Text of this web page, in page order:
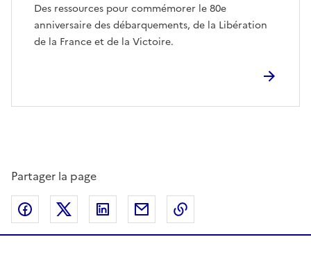
Des ressources pour commémorer le 80e
anniversaire des débarquements, de la Libération
de la France et de la Victoire.
Partager la page
Partager sur Facebook
Partager sur Twitter
Partager sur LinkedIn
Partager par email